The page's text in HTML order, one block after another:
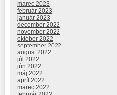
marec 2023
február 2023
január 2023
december 2022
november 2022
október 2022
september 2022
august 2022
júl 2022
jún 2022
máj 2022
apríl 2022
marec 2022